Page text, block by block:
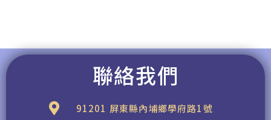
聯絡我們
91201 屏東縣內埔鄉學府路1號